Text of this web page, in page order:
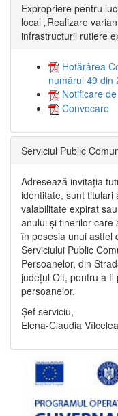
Expropriere pentru
local „Realizare
infrastructurii rutiere
Hotărârea
numărul 49 din
Notificare
Convocare
Serviciul Public
Adresează invitația
identitate, sunt titulari
valabilitate expirat
anului și tinerilor care
în posesia unui astfel
Serviciului Public
Persoanelor, din
județul Olt, pentru a
persoanelor.
Șef serviciu,
Elena-Claudia